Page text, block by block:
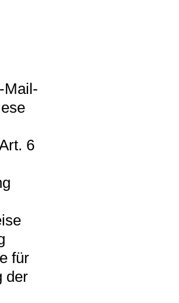
Mail-
6
für
der